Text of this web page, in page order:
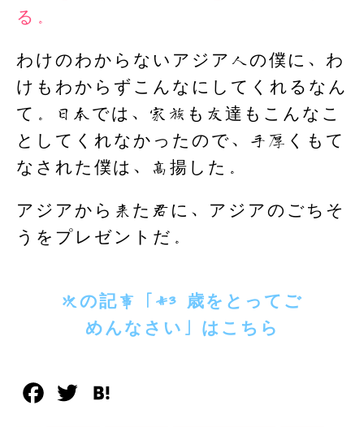
る。
わけのわからないアジア人の僕に、わ
けもわからずこんなにしてくれるなん
て。日本では、家族も友達もこんなこ
としてくれなかったので、手厚くもて
なされた僕は、高揚した。
アジアから来た君に、アジアのごちそ
うをプレゼントだ。
次の記事「#3 歳をとってご
めんなさい」はこちら